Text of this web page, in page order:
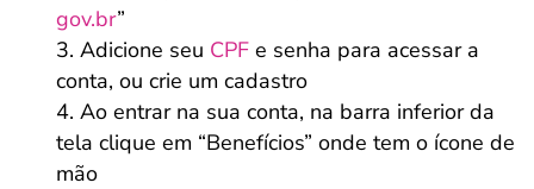
gov.br”
Adicione seu CPF e senha para acessar a
conta, ou crie um cadastro
Ao entrar na sua conta, na barra inferior da
tela clique em “Benefícios” onde tem o ícone de
mão